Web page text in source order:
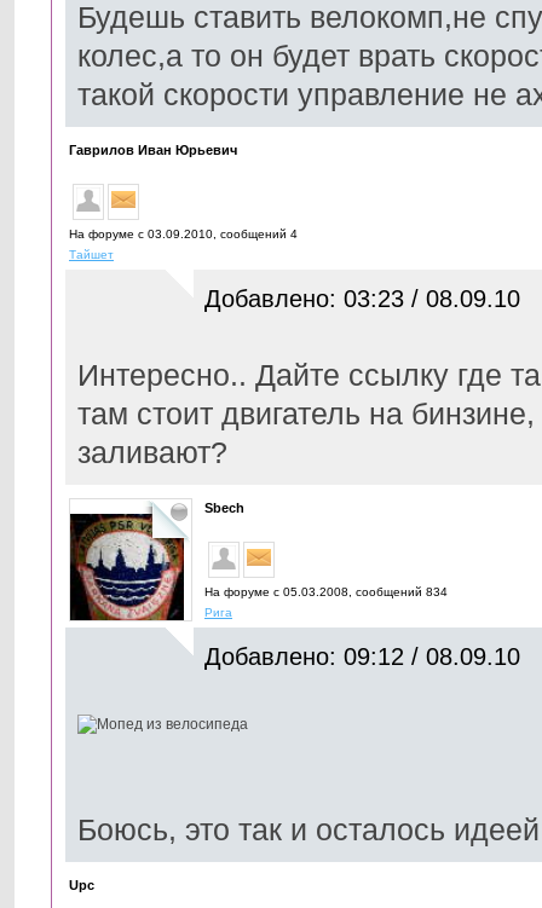
Будешь ставить велокомп,не
колес,а то он будет врать
такой скорости управление не
Гаврилов Иван Юрьевич
На форуме с 03.09.2010, cообщений 4
Тайшет
Добавлено: 03:23 / 08.09.10
Интересно.. Дайте ссылку где
там стоит двигатель на
заливают?
Sbech
На форуме с 05.03.2008, cообщений 834
Рига
Добавлено: 09:12 / 08.09.10
Боюсь, это так и осталось
Upc